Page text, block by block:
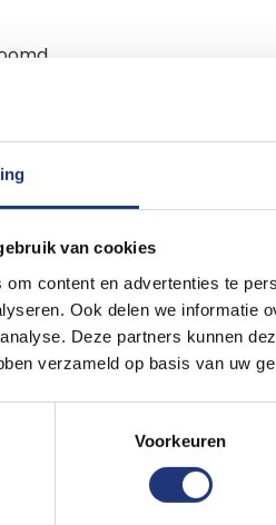
van cookies
om content en advertenties te
Ook delen we informatie
Deze partners kunnen
verzameld op basis van uw
Voorkeuren
niet dagelijks gebruikt
en niet dagelijks gebruik
kleur- en slijtvast